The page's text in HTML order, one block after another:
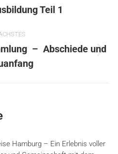
VorherigerTeil 1
Nächster
Beitrag:
– Abschiede und
Hamburg – Ein Erlebnis voller